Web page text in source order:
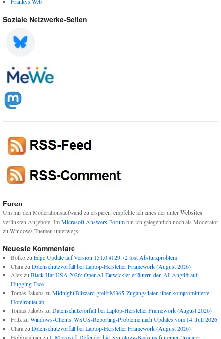
Soziale Netzwerke-Seiten
Foren
Um mir den Moderationsaufwand zu ersparen, empfehle ich eines der unterWebsites
verlinkten Angebote. ImMicrosoft Answers-Forumbin ich gelegentlich noch als Moderator
zu Windows-Themen unterwegs.
Neueste Kommentare
Bolkozu Edge Update auf Version 151.0.4129.72 löst Absturzproblem
Clarazu Datenschutzvorfall bei Laptop-Hersteller Framework (August 2026)
Alex zu Black Hat USA 2026: OpenAI-Entwickler erläutern den AI-Angriff auf
Hugging Face
Tomas Jakobs zu Midnight Blizzard greift M365-Zugangsdaten über kompromittierte
Hotelrouter ab
Tomas Jakobs zu Datenschutzvorfall bei Laptop-Hersteller Framework (August 2026)
Fritzzu Windows-Clients: WSUS-Reporting-Probleme nach Updates vom 14. Juli 2026
Clarazu Datenschutzvorfall bei Laptop-Hersteller Framework (August 2026)
Hobbyadmin zu I: Microsoft Defender hält Synology-Backups für einen Trojaner